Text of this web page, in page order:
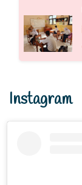
Instagram